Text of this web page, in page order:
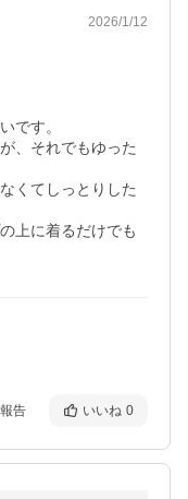
2026/1/12
です。
、それでもゆった
くてしっとりした
上に着るだけでも
告 いいね 0